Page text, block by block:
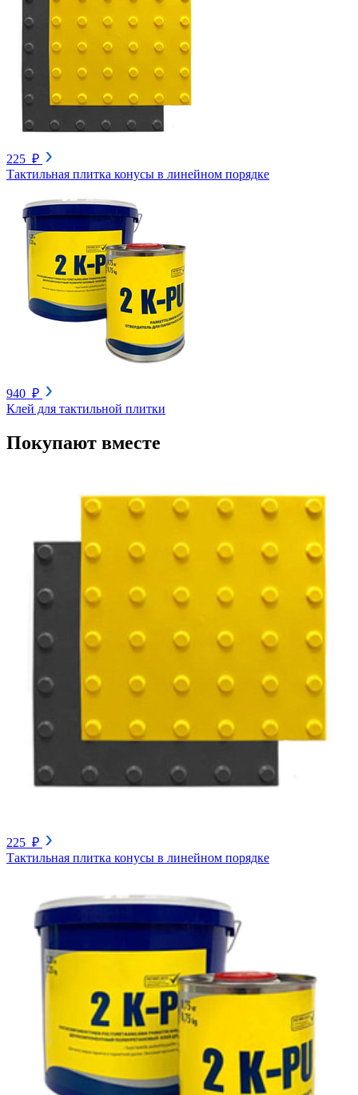
225 ₽
Тактильная плитка конусы в линейном порядке
940 ₽
Клей для тактильной плитки
Покупают вместе
225 ₽
Тактильная плитка конусы в линейном порядке